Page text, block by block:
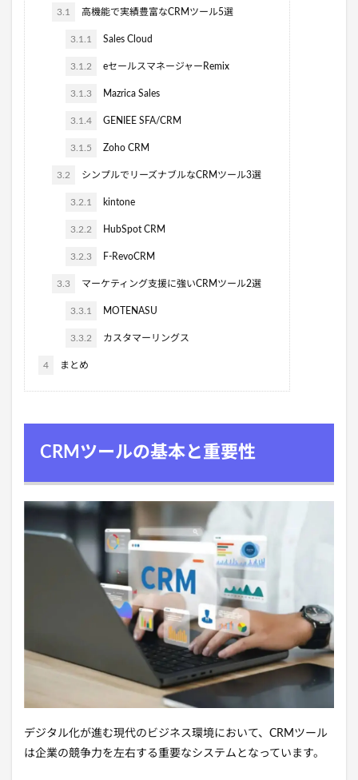
3.1 高機能で実績豊富なCRMツール5選
3.1.1 Sales Cloud
3.1.2 eセールスマネージャーRemix
3.1.3 Mazrica Sales
3.1.4 GENIEE SFA/CRM
3.1.5 Zoho CRM
3.2 シンプルでリーズナブルなCRMツール3選
3.2.1 kintone
3.2.2 HubSpot CRM
3.2.3 F-RevoCRM
3.3 マーケティング支援に強いCRMツール2選
3.3.1 MOTENASU
3.3.2 カスタマーリングス
4 まとめ
CRMツールの基本と重要性
デジタル化が進む現代のビジネス環境において、CRMツール
は企業の競争力を左右する重要なシステムとなっています。